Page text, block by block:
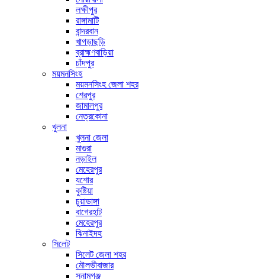
লক্ষীপুর
রাঙ্গামাটি
বান্দরবান
খাগড়াছড়ি
ব্রাহ্মণবাড়িয়া
চাঁদপুর
ময়মনসিংহ
ময়মনসিংহ জেলা শহর
শেরপুর
জামালপুর
নেত্রকোনা
খুলনা
খুলনা জেলা
মাগুরা
নড়াইল
মেহেরপুর
যশোর
কুষ্টিয়া
চুয়াডাঙ্গা
বাগেরহাট
মেহেরপুর
ঝিনাইদহ
সিলেট
সিলেট জেলা শহর
মৌলভীবাজার
সুনামগঞ্জ